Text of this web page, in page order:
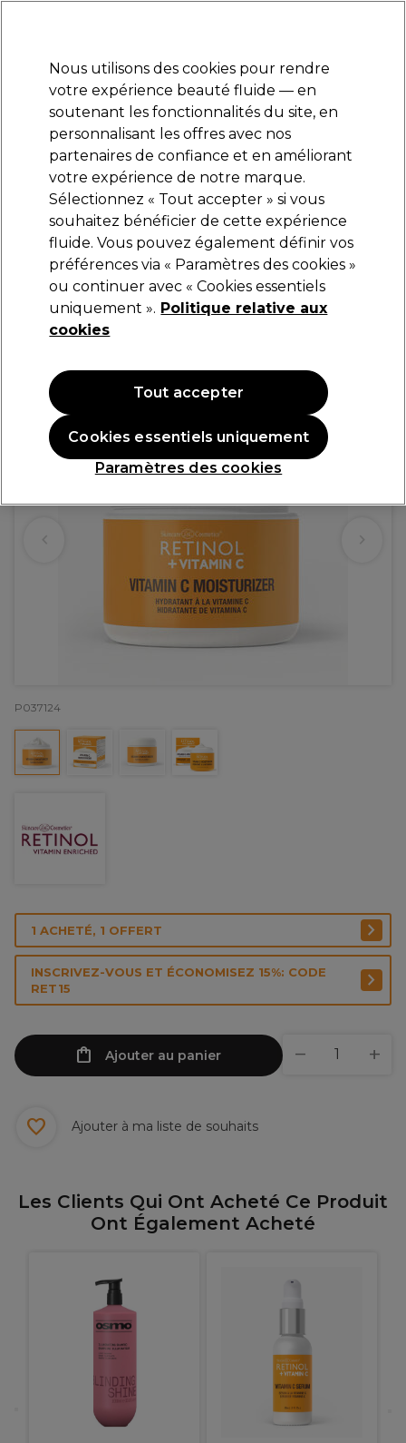
Se connecter
Marques Bons plans Coiffure Electro et Matériel
Livraison et délais
lire la suite
Retinol Hydratant à la Vitamine C 63g
20,89 €
33.16 € pour 100g
OFFRE
P037124
1 ACHETÉ, 1 OFFERT
INSCRIVEZ-VOUS ET ÉCONOMISEZ 15%: CODE
RET15
Ajouter au panier
Ajouter à ma liste de souhaits
Les Clients Qui Ont Acheté Ce Produit
Ont Également Acheté
Nous utilisons des cookies pour rendre
votre expérience beauté fluide — en
soutenant les fonctionnalités du site, en
personnalisant les offres avec nos
partenaires de confiance et en améliorant
votre expérience de notre marque.
Sélectionnez « Tout accepter » si vous
souhaitez bénéficier de cette expérience
fluide. Vous pouvez également définir vos
préférences via « Paramètres des cookies »
ou continuer avec « Cookies essentiels
uniquement ». Politique relative aux
cookies
Paramètres des cookies
Cookies essentiels uniquement
Tout accepter